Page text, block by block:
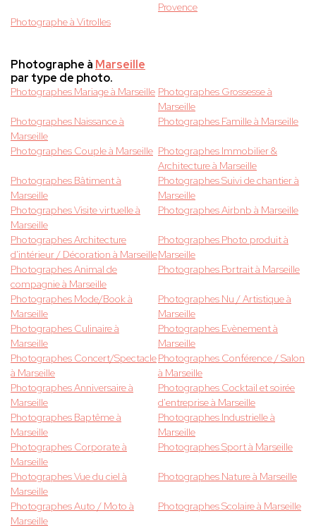
Provence
Photographe à Vitrolles
Photographe à Marseille
par type de photo.
Photographes Mariage à Marseille Photographes Grossesse à
Marseille
Photographes Naissance à
Marseille
Photographes Famille à Marseille
Photographes Couple à Marseille Photographes Immobilier &
Architecture à Marseille
Photographes Bâtiment à
Marseille
Photographes Suivi de chantier à
Marseille
Photographes Visite virtuelle à
Marseille
Photographes Airbnb à Marseille
Photographes Architecture
d'intérieur / Décoration à Marseille
Photographes Photo produit à
Marseille
Photographes Animal de
compagnie à Marseille
Photographes Portrait à Marseille
Photographes Mode/Book à
Marseille
Photographes Nu / Artistique à
Marseille
Photographes Culinaire à
Marseille
Photographes Evènement à
Marseille
Photographes Concert/Spectacle
à Marseille
Photographes Conférence / Salon
à Marseille
Photographes Anniversaire à
Marseille
Photographes Cocktail et soirée
d'entreprise à Marseille
Photographes Baptême à
Marseille
Photographes Industrielle à
Marseille
Photographes Corporate à
Marseille
Photographes Sport à Marseille
Photographes Vue du ciel à
Marseille
Photographes Nature à Marseille
Photographes Auto / Moto à
Marseille
Photographes Scolaire à Marseille